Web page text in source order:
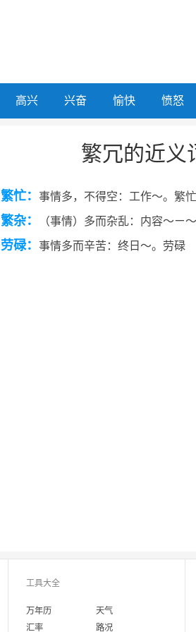
高兴 兴奋 愉快 愤怒
繁冗的近义
繁忙： 事情多，不得空：工作～。繁忙
繁杂： （事情）多而杂乱：内容～ㄧ
劳碌： 事情多而辛苦：终日～。劳碌
工具大全
万年历
天气
汇率
路况